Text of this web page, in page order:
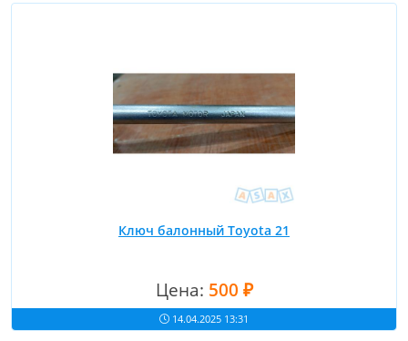
Ключ балонный Toyota 21
Цена: 500 ₽
14.04.2025 13:31